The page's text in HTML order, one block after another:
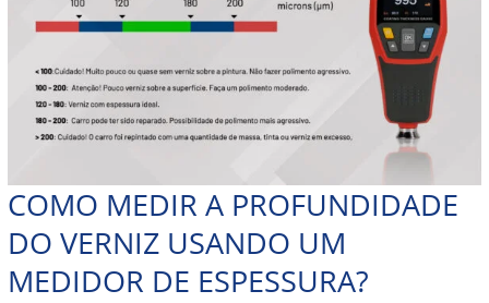
COMO MEDIR A PROFUNDIDADE
DO VERNIZ USANDO UM
MEDIDOR DE ESPESSURA?